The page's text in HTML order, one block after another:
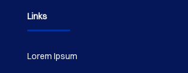
Links
Lorem Ipsum